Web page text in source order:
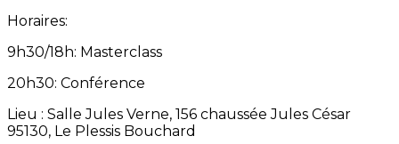
Horaires:
9h30/18h: Masterclass
20h30: Conférence
Lieu : Salle Jules Verne, 156 chaussée Jules César
95130, Le Plessis Bouchard